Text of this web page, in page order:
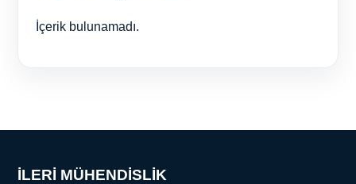
İçerik bulunamadı.
İLERİ MÜHENDİSLİK